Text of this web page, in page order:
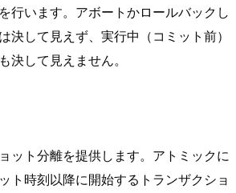
行います。アボートかロールバックし
決して見えず、実行中（コミット前）
決して見えません。
ット分離を提供します。アトミックに
ト時刻以降に開始するトランザクショ